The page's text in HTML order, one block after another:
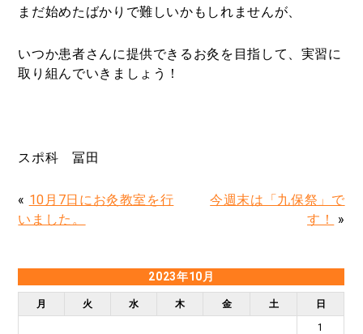
まだ始めたばかりで難しいかもしれませんが、
いつか患者さんに提供できるお灸を目指して、実習に
取り組んでいきましょう！
スポ科 冨田
« 10月7日にお灸教室を行
いました。
今週末は「九保祭」で
す！
»
2023年10月
月 火 水 木 金 土 日
1